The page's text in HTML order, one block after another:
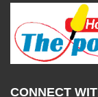
CONNECT